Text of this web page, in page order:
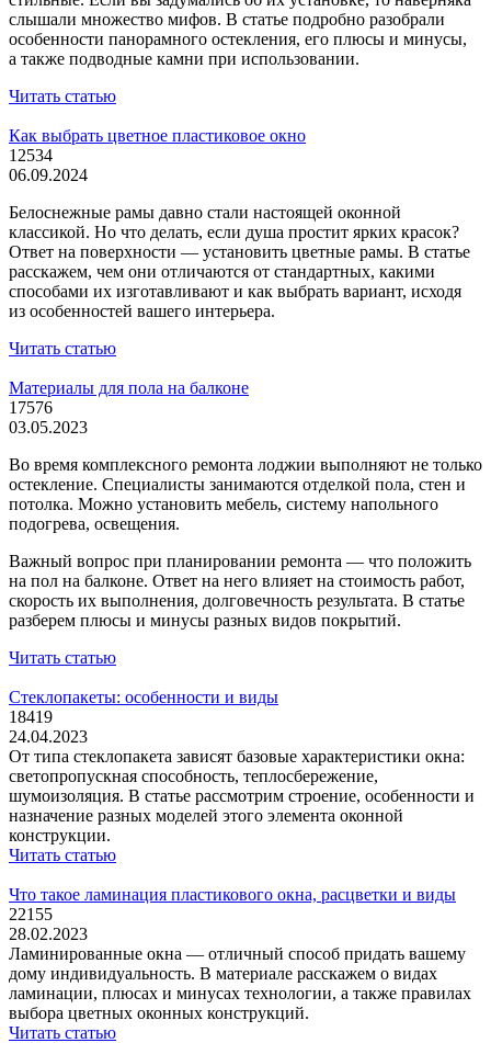
слышали множество мифов. В статье подробно разобрали
особенности панорамного остекления, его плюсы и минусы,
а также подводные камни при использовании.
Читать статью
Как выбрать цветное пластиковое окно
12534
06.09.2024
Белоснежные рамы давно стали настоящей оконной
классикой. Но что делать, если душа простит ярких красок?
Ответ на поверхности — установить цветные рамы. В статье
расскажем, чем они отличаются от стандартных, какими
способами их изготавливают и как выбрать вариант, исходя
из особенностей вашего интерьера.
Читать статью
Материалы для пола на балконе
17576
03.05.2023
Во время комплексного ремонта лоджии выполняют не только
остекление. Специалисты занимаются отделкой пола, стен и
потолка. Можно установить мебель, систему напольного
подогрева, освещения.
Важный вопрос при планировании ремонта — что положить
на пол на балконе. Ответ на него влияет на стоимость работ,
скорость их выполнения, долговечность результата. В статье
разберем плюсы и минусы разных видов покрытий.
Читать статью
Стеклопакеты: особенности и виды
18419
24.04.2023
От типа стеклопакета зависят базовые характеристики окна:
светопропускная способность, теплосбережение,
шумоизоляция. В статье рассмотрим строение, особенности и
назначение разных моделей этого элемента оконной
конструкции.
Читать статью
Что такое ламинация пластикового окна, расцветки и виды
22155
28.02.2023
Ламинированные окна — отличный способ придать вашему
дому индивидуальность. В материале расскажем о видах
ламинации, плюсах и минусах технологии, а также правилах
выбора цветных оконных конструкций.
Читать статью